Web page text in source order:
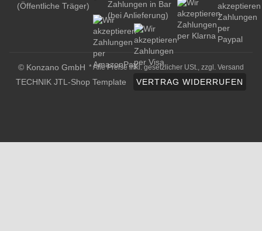
© Konzano GmbH * Alle Preise inkl. gesetzlicher USt., zzgl. Versand
TECHNIK JTL-Shop Template VERTRAG WIDERRUFEN